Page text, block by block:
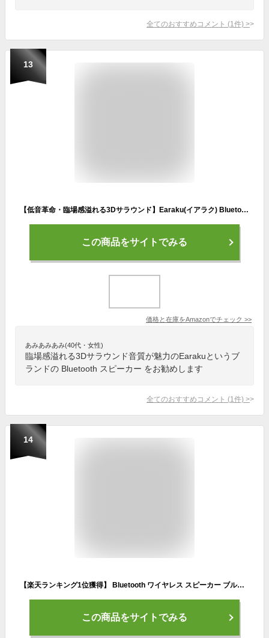
全てのおすすめコメント (1 件) >
13
【低音革命・臨場感溢れる3Dサラウンド】Earaku(イアラク) Bluetooth スピーカー Sora5 重低音強化 31時間連続再生 ワイヤレススピーカー TWS機能 Bluetooth5.4 通話切替不要 ハンズフリー通話 ポータブルスピーカー IPX5防水 超コンパクト設計 モダンデザイン × 超軽量（285g）室内用/お風呂/アウトドア/キャンプ (Earaku Sora5 J081)
この商品をサイトでみる
価格と在庫をAmazonでチェック >>
あみあみあみ(40代・女性)
臨場感溢れる3Dサラウンド音質が魅力のEarakuというブ
ランドの Bluetooth スピーカー をお勧めします
全てのおすすめコメント (1 件) >
14
【楽天ランキング1位獲得】 Bluetooth ワイヤレス スピーカー ブルートゥース 木製 ウッド 大音量 12W 高音質 ポータブル おしゃれ 重低音 レトロ スマホ対応 手のひらサイズ コンパクト 小型 軽量 USB充電 AUX 屋内 スマートフォン 高品質 【W8】
この商品をサイトでみる